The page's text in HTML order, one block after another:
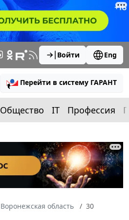
Войти Eng
Перейти в систему ГАРАНТ
Общество IT Профессия
Воронежская область 30